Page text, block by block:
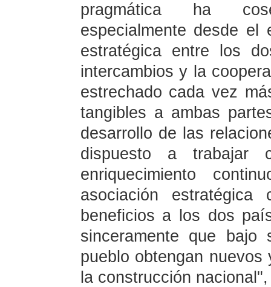
pragmática ha
especialmente desde el
estratégica entre los
intercambios y la
estrechado cada vez
tangibles a ambas
desarrollo de las
dispuesto a trabajar
enriquecimiento
asociación
beneficios a los dos
sinceramente que
pueblo obtengan
la construcción